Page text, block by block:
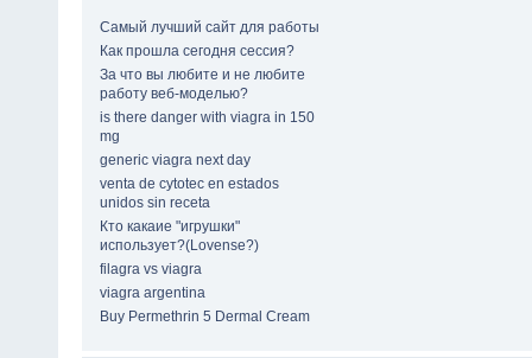
Самый лучший сайт для работы
Как прошла сегодня сессия?
За что вы любите и не любите
работу веб-моделью?
is there danger with viagra in 150
mg
generic viagra next day
venta de cytotec en estados
unidos sin receta
Кто какаие "игрушки"
использует?(Lovense?)
filagra vs viagra
viagra argentina
Buy Permethrin 5 Dermal Cream